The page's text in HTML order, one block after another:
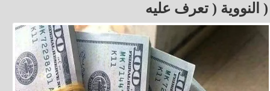
النووية ( تعرف عليه )